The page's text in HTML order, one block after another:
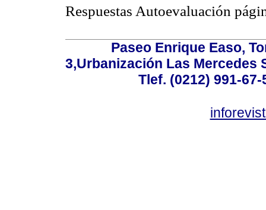
Respuestas Autoevaluación
Paseo Enrique Easo,
3,Urbanización Las Mercedes
Tlef. (0212) 991-